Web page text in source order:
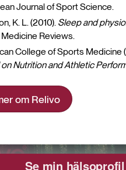
Journal of Sport Science.
K. L. (2010). Sleep and
Reviews.
College of Sports Medicine
Nutrition and Athletic
om Relivo